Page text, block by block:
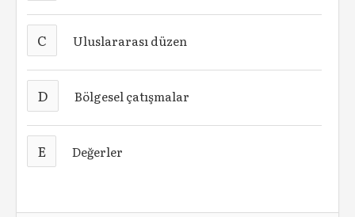
C Uluslararası düzen
D Bölgesel çatışmalar
E Değerler